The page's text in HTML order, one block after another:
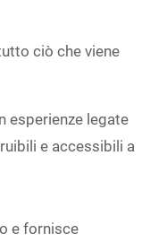
ciò che viene
esperienze legate
e accessibili a
e fornisce